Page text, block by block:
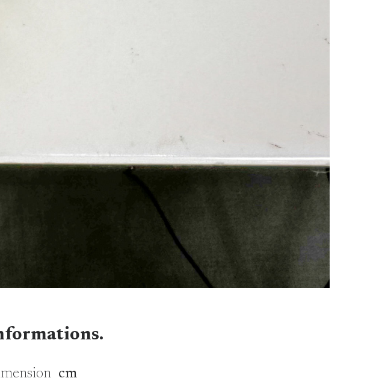
cm